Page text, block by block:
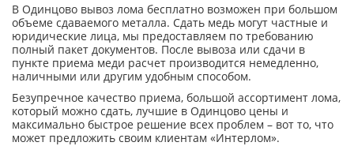
В Одинцово вывоз лома бесплатно возможен при большом
объеме сдаваемого металла. Сдать медь могут частные и
юридические лица, мы предоставляем по требованию
полный пакет документов. После вывоза или сдачи в
пункте приема меди расчет производится немедленно,
наличными или другим удобным способом.
Безупречное качество приема, большой ассортимент лома,
который можно сдать, лучшие в Одинцово цены и
максимально быстрое решение всех проблем – вот то, что
может предложить своим клиентам «Интерлом».